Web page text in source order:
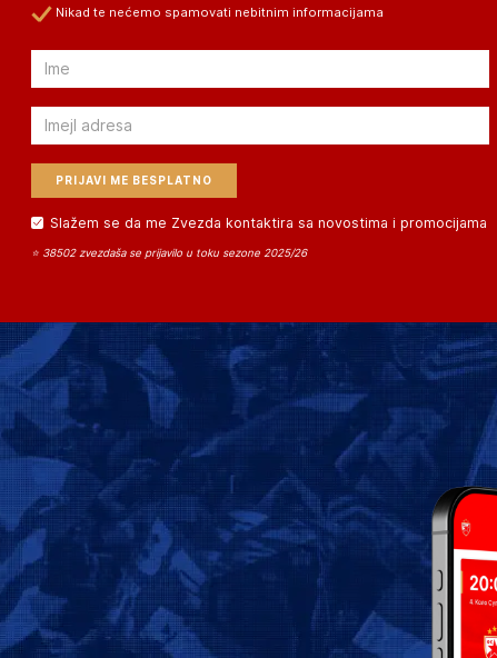
Nikad te nećemo spamovati nebitnim informacijama
Email
Email
Slažem se da me Zvezda kontaktira sa novostima i promocijama
⭐ 38502 zvezdaša se prijavilo u toku sezone 2025/26